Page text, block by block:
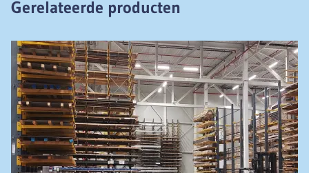
Gerelateerde producten